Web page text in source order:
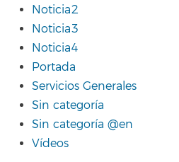
Noticia2
Noticia3
Noticia4
Portada
Servicios Generales
Sin categoría
Sin categoría @en
Vídeos